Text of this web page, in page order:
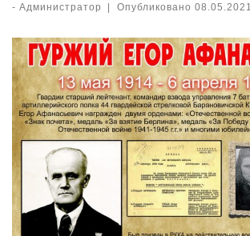
- Администратор Опубликовано 08.05.2021